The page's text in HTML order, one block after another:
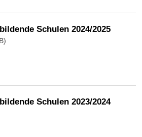
Schulen 2024/2025
Schulen 2023/2024